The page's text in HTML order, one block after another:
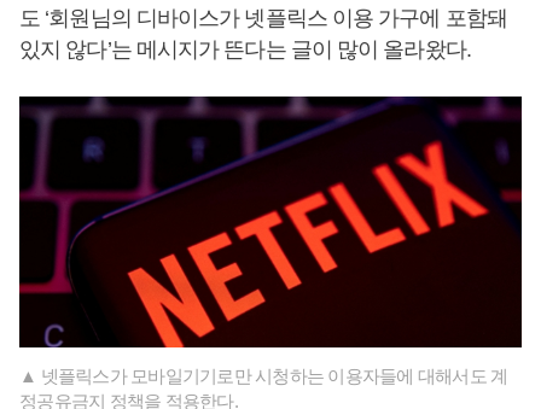
도 ‘회원님의 디바이스가 넷플릭스 이용 가구에 포함돼
있지 않다’는 메시지가 뜬다는 글이 많이 올라왔다.
▲ 넷플릭스가 모바일기기로만 시청하는 이용자들에 대해서도 계
정공유금지 정책을 적용한다.